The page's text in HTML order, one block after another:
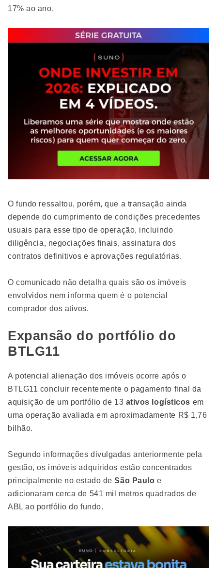
17% ao ano.
O fundo ressaltou, porém, que a transação ainda
depende do cumprimento de condições precedentes
usuais para esse tipo de operação, incluindo
diligência, negociações finais, assinatura dos
contratos definitivos e aprovações regulatórias.
O comunicado não detalha quais são os imóveis
envolvidos nem informa quem é o potencial
comprador dos ativos.
Expansão do portfólio do
BTLG11
A potencial alienação dos imóveis ocorre após o
BTLG11 concluir recentemente o pagamento final da
aquisição de um portfólio de 13 ativos logísticos em
uma operação avaliada em aproximadamente R$ 1,76
bilhão.
Segundo informações divulgadas anteriormente pela
gestão, os imóveis adquiridos estão concentrados
principalmente no estado deSão Paulo e
adicionaram cerca de 541 mil metros quadrados de
ABL ao portfólio do fundo.